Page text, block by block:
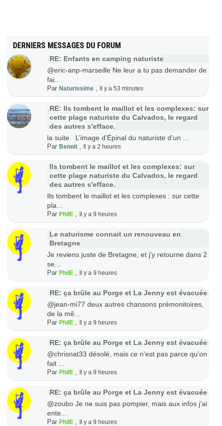
DERNIERS MESSAGES DU FORUM
RE: Enfants en camping naturiste
@eric-anp-marseille Ne leur a tu pas demander de
fai...
ParNaturissime Il y a 53 minutes
RE: Ils tombent le maillot et les complexes: sur
cette plage naturiste du Calvados, le regard
des autres s'efface.
la suite L’image d’Épinal du naturiste d’un ...
ParBenoit Il y a 2 heures
Ils tombent le maillot et les complexes: sur
cette plage naturiste du Calvados, le regard
des autres s'efface.
Ils tombent le maillot et les complexes : sur cette
pla...
ParPhilE Il y a 9 heures
Le naturisme connait un renouveau en
Bretagne
Je reviens juste de Bretagne, et j'y retourne dans 2
se...
ParPhilE Il y a 9 heures
RE: ça brûle au Porge et La Jenny est évacuée
@jean-mi77 deux autres chansons prémonitoires,
de la mê...
ParPhilE Il y a 9 heures
RE: ça brûle au Porge et La Jenny est évacuée
@chrisnat33 désolé, mais ce n'est pas parce qu'on
fait ...
ParPhilE Il y a 9 heures
RE: ça brûle au Porge et La Jenny est évacuée
@zoubo Je ne suis pas pompier, mais aux infos j'ai
ente...
ParPhilE Il y a 9 heures